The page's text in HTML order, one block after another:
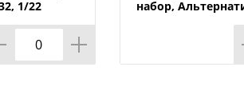
1/22
набор,